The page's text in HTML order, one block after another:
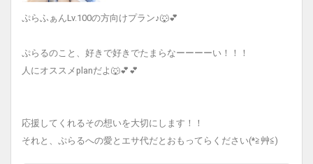
ぷらふぁんLv.100の方向けプラン♪🐺💕
ぷらるのこと、好きで好きでたまらなーーーーい！！！
人にオススメplanだよ🐺💕💕
応援してくれるその想いを大切にします！！
それと、ぷらるへの愛とエサ代だとおもってらください(*≧艸≦)